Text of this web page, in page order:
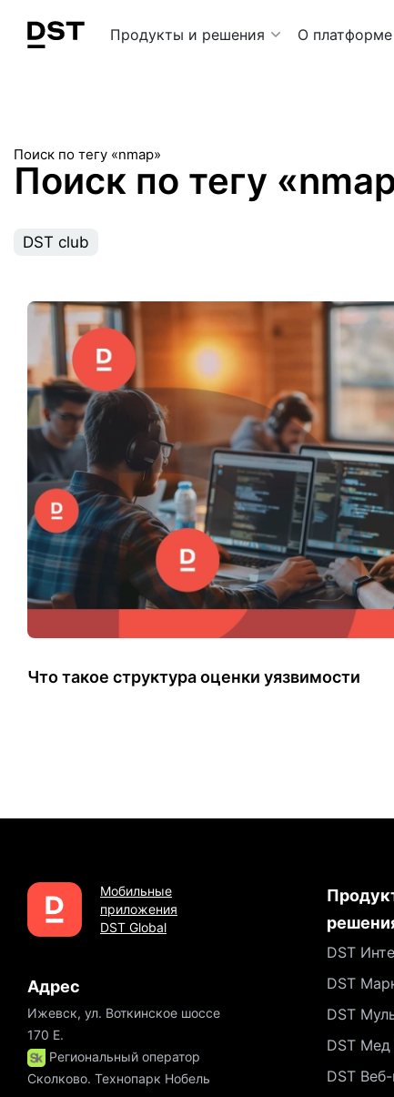
Navigation Menu
Продукты и решения О платформе
Поиск по тегу «nmap»
Поиск по тегу
DST club
Что такое структура оценки уязвимости
Мобильные
приложения
DST Global
Адрес
Ижевск, ул. Воткинское шоссе
170 Е.
Региональный оператор
Сколково. Технопарк Нобель
DST
DST
DST
DST Мед
DST